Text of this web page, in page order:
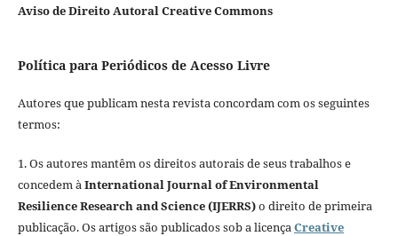
Aviso de Direito Autoral Creative Commons
Política para Periódicos de Acesso Livre
Autores que publicam nesta revista concordam com os seguintes
termos:
1. Os autores mantêm os direitos autorais de seus trabalhos e
concedem àInternational Journal of Environmental
Resilience Research and Science (IJERRS)o direito de primeira
publicação. Os artigos são publicados sob a licençaCreative